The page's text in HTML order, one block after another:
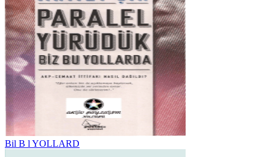
Bil B l YOLLARD